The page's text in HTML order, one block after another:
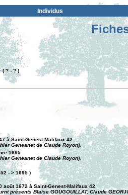
Individus
( ? - ? )
à Saint-Genest-Malifaux 42
Geneanet de Claude Royon).
1695
Geneanet de Claude Royon).
- > 1695 )
août 1672 à Saint-Genest-Malifaux 42
présents Blaise GOUGOUILLAT, Claude